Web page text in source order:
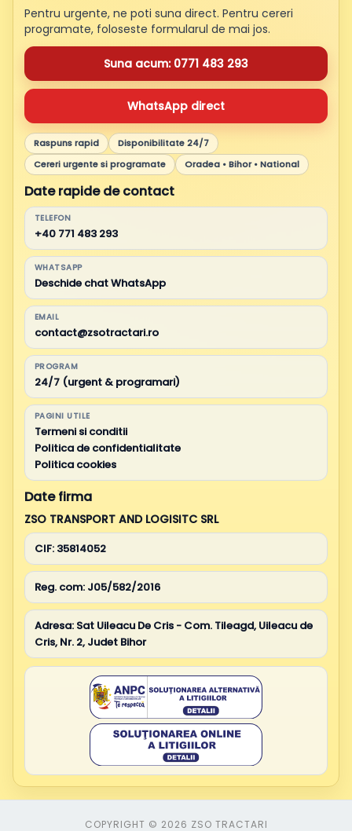
Pentru urgente, ne poti suna direct. Pentru cereri
programate, foloseste formularul de mai jos.
Suna acum: 0771 483 293
WhatsApp direct
Raspuns rapid
Disponibilitate 24/7
Cereri urgente si programate
Oradea • Bihor • National
Date rapide de contact
TELEFON
+40 771 483 293
WHATSAPP
Deschide chat WhatsApp
EMAIL
contact@zsotractari.ro
PROGRAM
24/7 (urgent & programari)
PAGINI UTILE
Termeni si conditii
Politica de confidentialitate
Politica cookies
Date firma
ZSO TRANSPORT AND LOGISITC SRL
CIF: 35814052
Reg. com: J05/582/2016
Adresa: Sat Uileacu De Cris - Com. Tileagd, Uileacu de
Cris, Nr. 2, Judet Bihor
COPYRIGHT © 2026 ZSO TRACTARI